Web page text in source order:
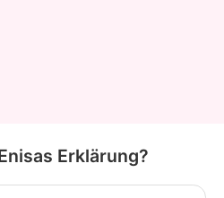
Erklärung?